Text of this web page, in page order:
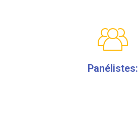
Panélistes: